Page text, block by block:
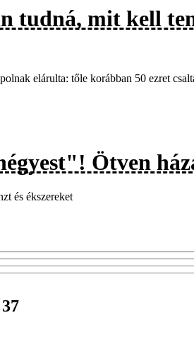
tudná, mit kell
elárulta: tőle korábban 50 ezret
Ötven
és ékszereket
37